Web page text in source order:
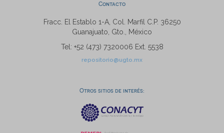
Contacto
Fracc. El Establo 1-A, Col. Marfil C.P. 36250
Guanajuato, Gto., México
Tel: +52 (473) 7320006 Ext. 5538
repositorio@ugto.mx
Otros sitios de interés: